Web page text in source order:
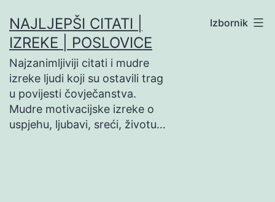
na
sadržaj
NAJLJEPŠI CITATI |
IZREKE | POSLOVICE
Najzanimljiviji citati i mudre
izreke ljudi koji su ostavili trag
u povijesti čovječanstva.
Mudre motivacijske izreke o
uspjehu, ljubavi, sreći, životu…
Izbornik